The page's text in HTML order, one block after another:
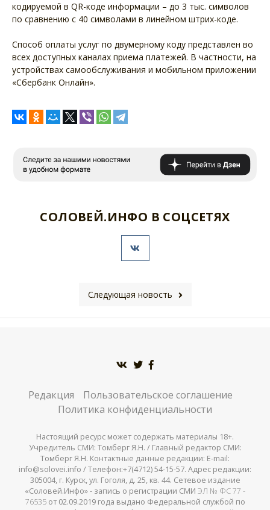
кодируемой в QR-коде информации – до 3 тыс. символов
по сравнению с 40 символами в линейном штрих-коде.
Способ оплаты услуг по двумерному коду представлен во
всех доступных каналах приема платежей. В частности, на
устройствах самообслуживания и мобильном приложении
«Сбербанк Онлайн».
СОЛОВЕЙ.ИНФО В СОЦСЕТЯХ
Следующая новость
Редакция
Пользовательское соглашение
Политика конфиденциальности
Настоящий ресурс может содержать материалы 18+.
Учредитель СМИ: Томберг Я.Н. / Главный редактор СМИ:
Томберг Я.Н. Контактные данные редакции: E-mail:
info@solovei.info / Телефон:+7(4712) 54-15-57. Адрес редакции:
305004, г. Курск, ул. Гоголя, д. 25, кв. 44. Сетевое издание
«Соловей.Инфо» - запись о регистрации СМИ ЭЛ № ФС 77 -
76535от 02.09.2019 года выдано Федеральной службой по